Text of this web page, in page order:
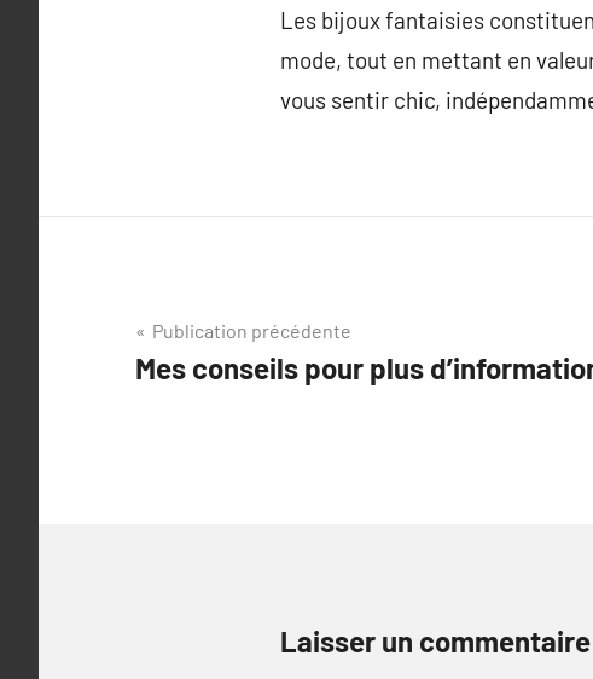
Les bijoux fantaisies
mode, tout en mettant en
vous sentir chic,
Navigation
de
Publication précédente
Mes conseils pour plus
Laisser un commentaire